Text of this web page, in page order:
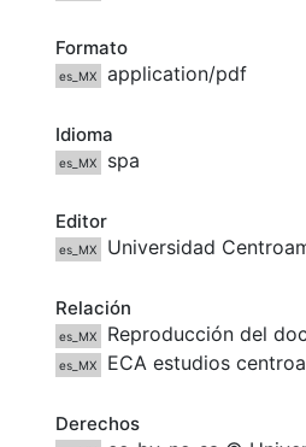
Formato
es_MX application/pdf
Idioma
es_MX spa
Editor
es_MX Universidad
Relación
es_MX Reproducción del
es_MX ECA estudios
Derechos